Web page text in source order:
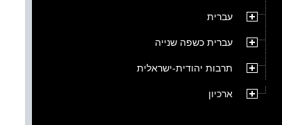
עברית
עברית כשפה שנייה
תרבות יהודית-ישראלית
ארכיון